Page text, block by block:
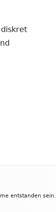
entstanden sein.